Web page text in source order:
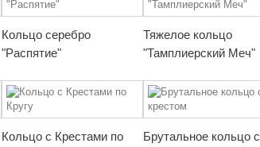
Кольцо серебро
"Распятие"
Тяжелое кольцо
"Тамплиерский Меч"
Кольцо с Крестами по
Брутальное кольцо с